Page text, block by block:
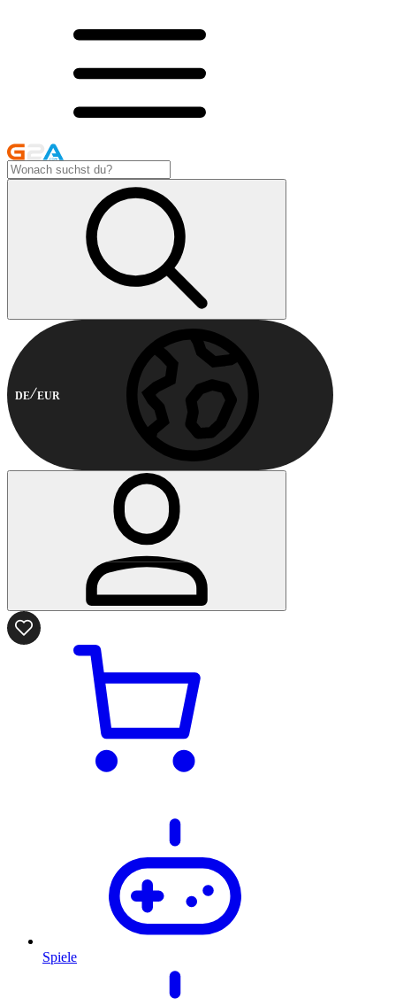
DE EUR
Spiele